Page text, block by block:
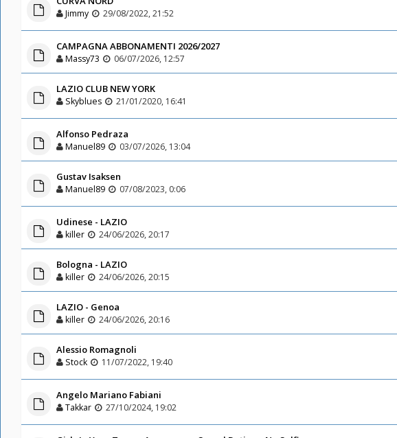
Jimmy 29/08/2022, 21:52
CAMPAGNA ABBONAMENTI 2026/2027
Massy73 06/07/2026, 12:57
LAZIO CLUB NEW YORK
Skyblues 21/01/2020, 16:41
Alfonso Pedraza
Manuel89 03/07/2026, 13:04
Gustav Isaksen
Manuel89 07/08/2023, 0:06
Udinese - LAZIO
killer 24/06/2026, 20:17
Bologna - LAZIO
killer 24/06/2026, 20:15
LAZIO - Genoa
killer 24/06/2026, 20:16
Alessio Romagnoli
Stock 11/07/2022, 19:40
Angelo Mariano Fabiani
Takkar 27/10/2024, 19:02